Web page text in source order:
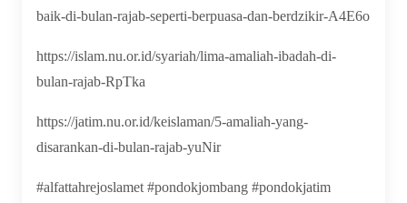
baik-di-bulan-rajab-seperti-berpuasa-dan-berdzikir-A4E6o
https://islam.nu.or.id/syariah/lima-amaliah-ibadah-di-
bulan-rajab-RpTka
https://jatim.nu.or.id/keislaman/5-amaliah-yang-
disarankan-di-bulan-rajab-yuNir
#alfattahrejoslamet #pondokjombang #pondokjatim